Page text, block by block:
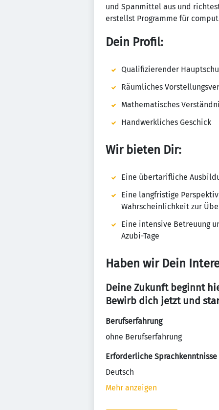
und Spanmittel aus und
erstellst Programme für
Dein Profil:
Qualifizierender
Räumliches
Mathematisches
Handwerkliches Geschick
Wir bieten Dir:
Eine übertarifliche
Eine langfristige
Wahrscheinlichkeit zur
Eine intensive Betreuung
Azubi-Tage
Haben wir Dein
Deine Zukunft beginnt
Bewirb dich jetzt und
Berufserfahrung
ohne Berufserfahrung
Erforderliche Sprachkenntnisse
Deutsch
Mehr anzeigen